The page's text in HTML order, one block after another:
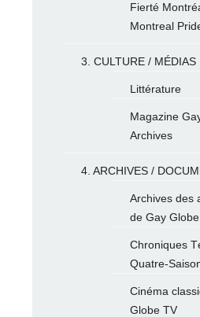
Fierté
Montreal
3. CULTURE / MÉDIAS
Littérature
Magazine
Archives
4. ARCHIVES /
Archives des
de Gay
Chroniques
Quatre-
Cinéma
Globe TV